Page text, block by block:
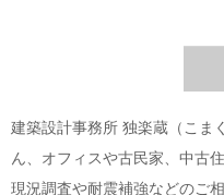
建築設計事務所 独楽蔵（こま
ん、オフィスや古民家、中古
現況調査や耐震補強などのご